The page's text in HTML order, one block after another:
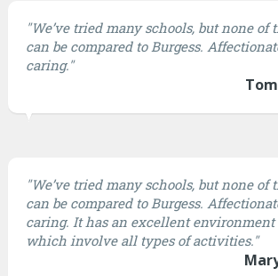
"We’ve tried many schools, but none of
can be compared to Burgess.
caring."
"We’ve tried many schools, but none of
can be compared to Burgess.
caring. It has an excellent environment
which involve all types of activities."